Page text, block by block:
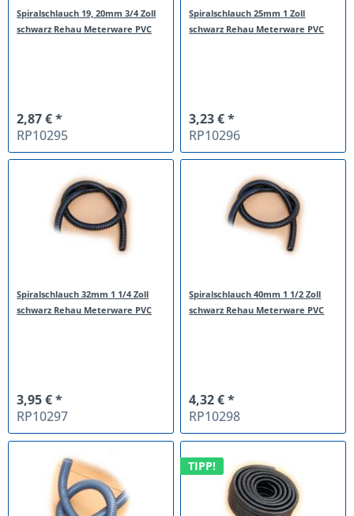
Spiralschlauch 19, 20mm 3/4 Zoll
schwarz Rehau Meterware PVC
2,87 € *
RP10295
Spiralschlauch 25mm 1 Zoll
schwarz Rehau Meterware PVC
3,23 € *
RP10296
Spiralschlauch 32mm 1 1/4 Zoll
schwarz Rehau Meterware PVC
3,95 € *
RP10297
Spiralschlauch 40mm 1 1/2 Zoll
schwarz Rehau Meterware PVC
4,32 € *
RP10298
TIPP!